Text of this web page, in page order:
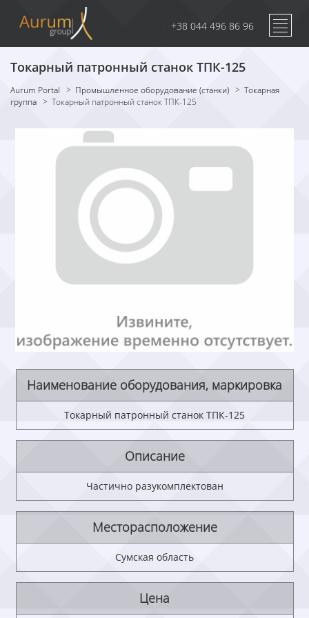
+38 044 496 86 96
Токарный патронный станок ТПК-125
Aurum Portal > Промышленное оборудование (станки) > Токарная
группа > Токарный патронный станок ТПК-125
Наименование оборудования, маркировка
Токарный патронный станок ТПК-125
Описание
Частично разукомплектован
Месторасположение
Сумская область
Цена